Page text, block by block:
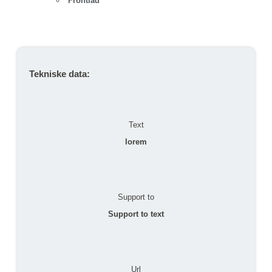
Tekniske data:
Text
lorem
Support to
Support to text
Url